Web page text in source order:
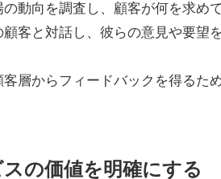
動向を調査し、顧客が何を求め
顧客と対話し、彼らの意見や要望
客層からフィードバックを得るた
の価値を明確にする